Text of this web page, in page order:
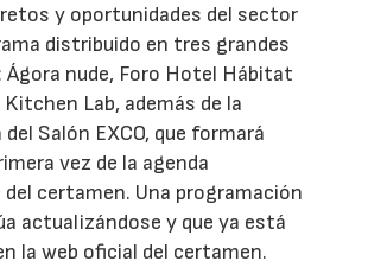
y oportunidades del sector
distribuido en tres grandes
Ágora nude, Foro Hotel Hábitat
Kitchen Lab, además de la
Salón EXCO, que formará
vez de la agenda
certamen. Una programación
actualizándose y que ya está
la web oficial del certamen.